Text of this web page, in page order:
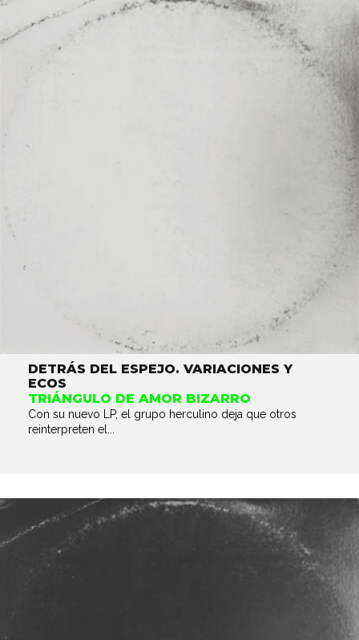
DETRÁS DEL ESPEJO. VARIACIONES Y
ECOS
TRIÁNGULO DE AMOR BIZARRO
Con su nuevo LP, el grupo herculino deja que otros
reinterpreten el...